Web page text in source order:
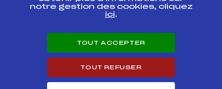
Pôle vie de l’athlète
Enseignement professionnel
Carrières
notre gestion des cookies, cliquez
ici.
TOUT ACCEPTER
TOUT REFUSER